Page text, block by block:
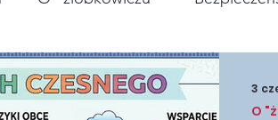
żywienie
O
3